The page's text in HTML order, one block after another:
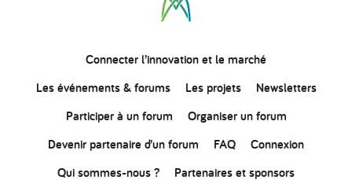
Connecterl’innovationet le marché
Les événements & forums
Les projets
Newsletters
Participer à un forum
Organiser un forum
Devenir partenaire d’un forum
FAQ
Connexion
Qui sommes-nous ?
Partenaires et sponsors